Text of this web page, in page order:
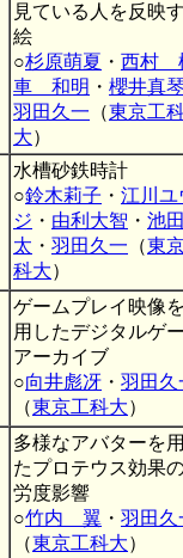
見ている人を反映
絵
○杉原萌夏 ・ 西村
車 和明 ・ 櫻井真
羽田久一 （東京工
大）
水槽砂鉄時計
○鈴木莉子 ・ 江川ユ
ジ ・ 由利大智 ・ 池
太 ・ 羽田久一 （東
科大）
ゲームプレイ映像
用したデジタルゲ
アーカイブ
○向井彪冴 ・ 羽田久
（東京工科大）
多様なアバターを
たプロテウス効果
労度影響
○竹内 翼 ・ 羽田久
（東京工科大）